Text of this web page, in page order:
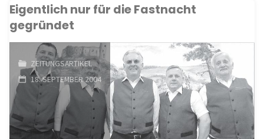
Eigentlich nur für die Fastnacht
gegründet
ZEITUNGSARTIKEL
18. SEPTEMBER 2004